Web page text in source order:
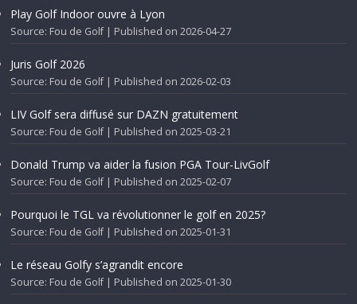
Play Golf Indoor ouvre à Lyon
Source: Fou de Golf Published on 2026-04-27
Juris Golf 2026
Source: Fou de Golf Published on 2026-02-03
LIV Golf sera diffusé sur DAZN gratuitement
Source: Fou de Golf Published on 2025-03-21
Donald Trump va aider la fusion PGA Tour-LivGolf
Source: Fou de Golf Published on 2025-02-07
Pourquoi le TGL va révolutionner le golf en 2025?
Source: Fou de Golf Published on 2025-01-31
Le réseau Golfy s’agrandit encore
Source: Fou de Golf Published on 2025-01-30